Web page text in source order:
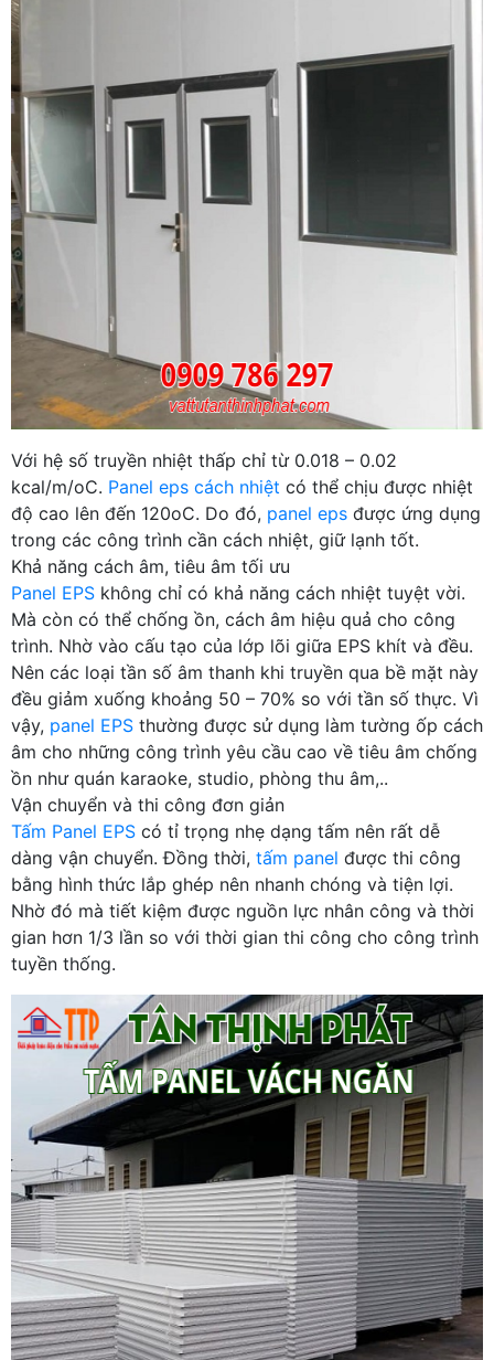
Với hệ số truyền nhiệt thấp chỉ từ 0.018 – 0.02
kcal/m/oC. Panel eps cách nhiệt có thể chịu được nhiệt
độ cao lên đến 120oC. Do đó, panel eps được ứng dụng
trong các công trình cần cách nhiệt, giữ lạnh tốt.
Khả năng cách âm, tiêu âm tối ưu
Panel EPS không chỉ có khả năng cách nhiệt tuyệt vời.
Mà còn có thể chống ồn, cách âm hiệu quả cho công
trình. Nhờ vào cấu tạo của lớp lõi giữa EPS khít và đều.
Nên các loại tần số âm thanh khi truyền qua bề mặt này
đều giảm xuống khoảng 50 – 70% so với tần số thực. Vì
vậy, panel EPS thường được sử dụng làm tường ốp cách
âm cho những công trình yêu cầu cao về tiêu âm chống
ồn như quán karaoke, studio, phòng thu âm,..
Vận chuyển và thi công đơn giản
Tấm Panel EPS có tỉ trọng nhẹ dạng tấm nên rất dễ
dàng vận chuyển. Đồng thời, tấm panel được thi công
bằng hình thức lắp ghép nên nhanh chóng và tiện lợi.
Nhờ đó mà tiết kiệm được nguồn lực nhân công và thời
gian hơn 1/3 lần so với thời gian thi công cho công trình
tuyền thống.